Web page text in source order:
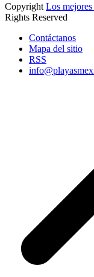
Copyright Los
Rights Reserved
Contáctanos
Mapa del sitio
RSS